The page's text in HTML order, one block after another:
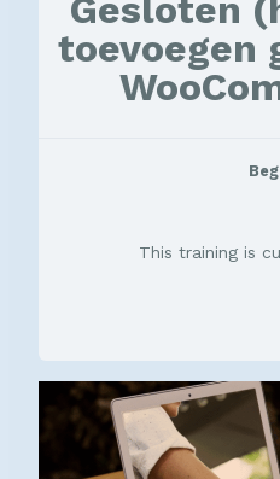
Gesloten
toevoegen
This training is